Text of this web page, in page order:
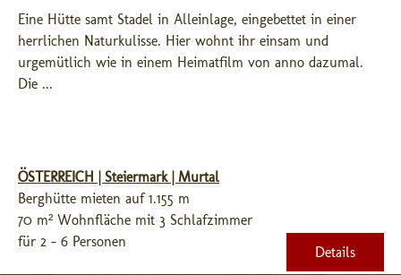
Eine Hütte samt Stadel in Alleinlage, eingebettet in einer
herrlichen Naturkulisse. Hier wohnt ihr einsam und
urgemütlich wie in einem Heimatfilm von anno dazumal.
Die ...
ÖSTERREICH | Steiermark | Murtal
Berghütte mieten auf 1.155 m
70 m² Wohnfläche mit 3 Schlafzimmer
für 2 - 6 Personen
Details